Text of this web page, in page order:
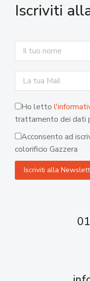
Iscriviti
Ho letto
trattamento dei dati
Acconsento ad
colorificio Gazzera